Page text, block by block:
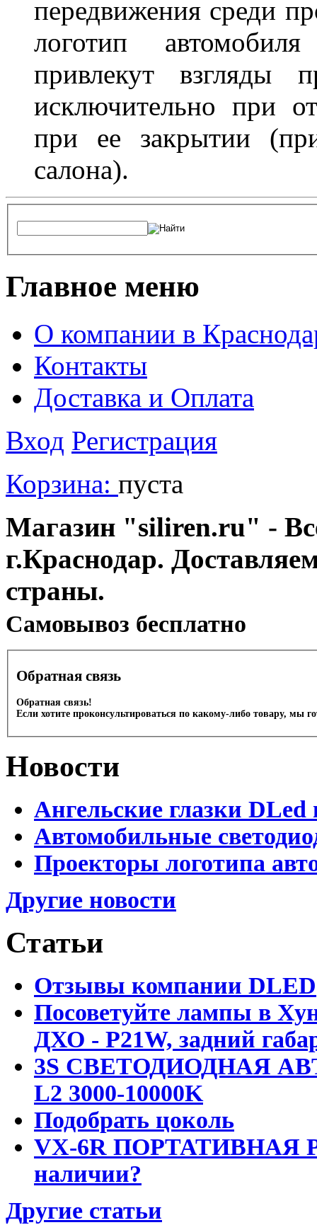
передвижения среди
логотип
привлекут взгляды
исключительно при
при ее закрытии
салона).
Главное меню
О компании в
Контакты
Доставка и Оплата
Вход Регистрация
Корзина: пуста
Магазин "siliren.ru" -
г.Краснодар.
страны.
Cамовывоз бесплатно
Обратная связь
Обратная связь!
Если хотите проконсультироваться по какому-либо товару, мы
Новости
Ангельские глазки DLed
Автомобильные
Проекторы логотипа
Другие новости
Статьи
Отзывы компании DLED
Посоветуйте лампы в
ДХО - P21W, задний
3S СВЕТОДИОДНАЯ
L2 3000-10000K
Подобрать цоколь
VX-6R ПОРТАТИВНАЯ
наличии?
Другие статьи